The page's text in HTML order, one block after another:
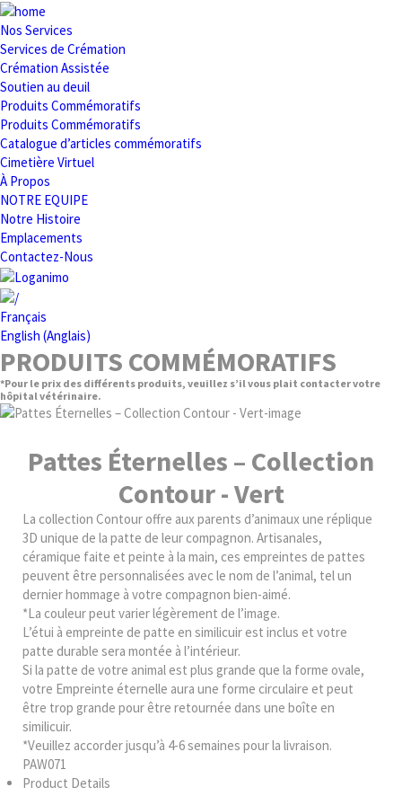
Nos Services
Services de Crémation
Crémation Assistée
Soutien au deuil
Produits Commémoratifs
Produits Commémoratifs
Catalogue d’articles commémoratifs
Cimetière Virtuel
À Propos
NOTRE EQUIPE
Notre Histoire
Emplacements
Contactez-Nous
Français
English (Anglais)
PRODUITS COMMÉMORATIFS
*Pour le prix des différents produits, veuillez s’il vous plait contacter votre
hôpital vétérinaire.
Pattes Éternelles – Collection
Contour - Vert
La collection Contour offre aux parents d’animaux une réplique
3D unique de la patte de leur compagnon. Artisanales,
céramique faite et peinte à la main, ces empreintes de pattes
peuvent être personnalisées avec le nom de l’animal, tel un
dernier hommage à votre compagnon bien-aimé.
*La couleur peut varier légèrement de l’image.
L’étui à empreinte de patte en similicuir est inclus et votre
patte durable sera montée à l’intérieur.
Si la patte de votre animal est plus grande que la forme ovale,
votre Empreinte éternelle aura une forme circulaire et peut
être trop grande pour être retournée dans une boîte en
similicuir.
*Veuillez accorder jusqu’à 4-6 semaines pour la livraison.
PAW071
Product Details